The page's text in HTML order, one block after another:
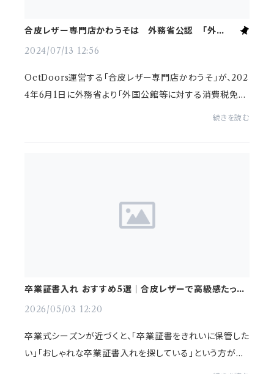
合皮レザー専門店かわうそは 外務省公認 「外国公
2024/07/13 12:56
OctDoors運営する「合皮レザー専門店かわうそ」が、202
4年6月1日に外務省より「外国公館等に対する消費税免税
店」に指定されました。外国公館等に対する消費税免税の
続きを読む
卒業証書入れ おすすめ5選｜合皮レザーで高級感たっぷ
2026/05/03 12:20
卒業式シーズンが近づくと、「卒業証書をきれいに保管した
い」「おしゃれな卒業証書入れを探している」という方が増
えてきます。今回は、合皮レザー専門店かわうそが厳選し